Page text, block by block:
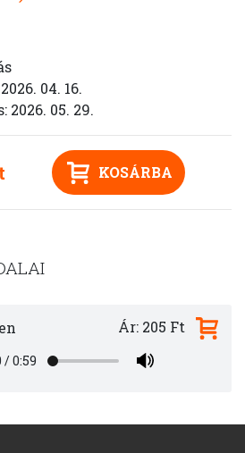
04. 16.
05. 29.
KOSÁRBA
/0:59
Ár: 205 Ft